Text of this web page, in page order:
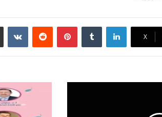
X
لينكدإن بينتيريست